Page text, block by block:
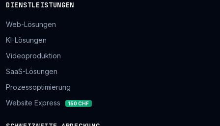
DIENSTLEISTUNGEN
Web-Lösungen
KI-Lösungen
Videoproduktion
SaaS-Lösungen
Prozessoptimierung
Website Express
150 CHF